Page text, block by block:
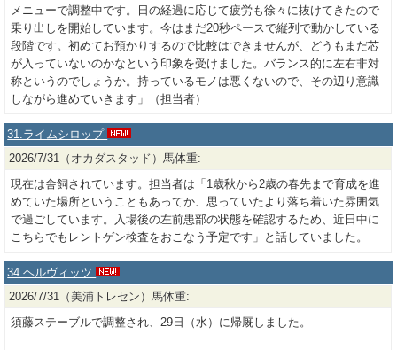
メニューで調整中です。日の経過に応じて疲労も徐々に抜けてきたので
乗り出しを開始しています。今はまだ20秒ペースで縦列で動かしている
段階です。初めてお預かりするので比較はできませんが、どうもまだ芯
が入っていないのかなという印象を受けました。バランス的に左右非対
称というのでしょうか。持っているモノは悪くないので、その辺り意識
しながら進めていきます」（担当者）
31.ライムシロップ
2026/7/31（オカダスタッド）馬体重:
現在は舎飼されています。担当者は「1歳秋から2歳の春先まで育成を進
めていた場所ということもあってか、思っていたより落ち着いた雰囲気
で過ごしています。入場後の左前患部の状態を確認するため、近日中に
こちらでもレントゲン検査をおこなう予定です」と話していました。
34.ヘルヴィッツ
2026/7/31（美浦トレセン）馬体重:
須藤ステーブルで調整され、29日（水）に帰厩しました。